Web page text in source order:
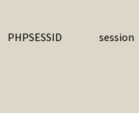
PHPSESSID session